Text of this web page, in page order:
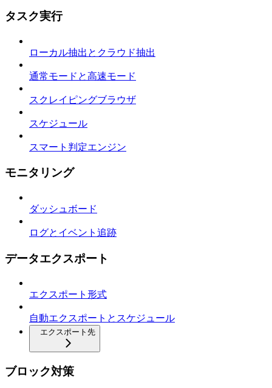
タスク実行
ローカル抽出とクラウド抽出
通常モードと高速モード
スクレイピングブラウザ
スケジュール
スマート判定エンジン
モニタリング
ダッシュボード
ログとイベント追跡
データエクスポート
エクスポート形式
自動エクスポートとスケジュール
エクスポート先
ブロック対策